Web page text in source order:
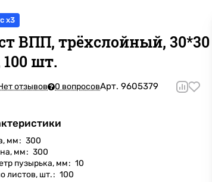
x3
ВПП, трёхслойный, 30*30
шт.
отзывов 0 вопросовАрт.9605379
мм: 300
мм: 300
пузырька, мм: 10
листов, шт.: 100